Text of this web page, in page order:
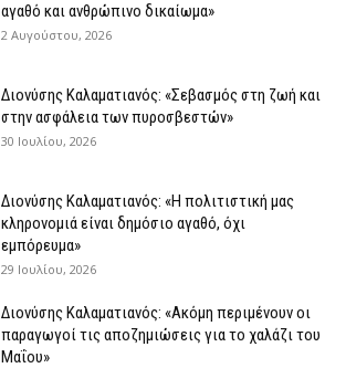
αγαθό και ανθρώπινο δικαίωμα»
2 Αυγούστου, 2026
Διονύσης Καλαματιανός: «Σεβασμός στη ζωή και
στην ασφάλεια των πυροσβεστών»
30 Ιουλίου, 2026
Διονύσης Καλαματιανός: «Η πολιτιστική μας
κληρονομιά είναι δημόσιο αγαθό, όχι
εμπόρευμα»
29 Ιουλίου, 2026
Διονύσης Καλαματιανός: «Ακόμη περιμένουν οι
παραγωγοί τις αποζημιώσεις για το χαλάζι του
Μαΐου»